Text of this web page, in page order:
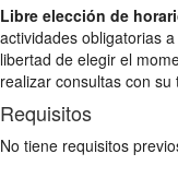
Libre elección de
actividades obligatorias
libertad de elegir el
realizar consultas con
Requisitos
No tiene requisitos